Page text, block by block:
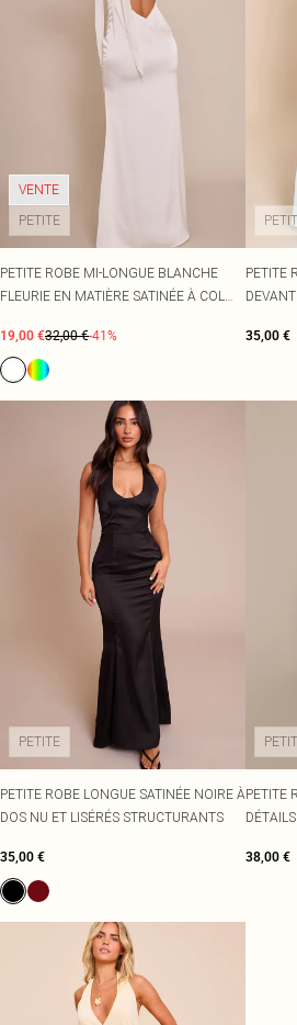
VENTE
PETITE
PETITE ROBE MI-LONGUE BLANCHE
FLEURIE EN MATIÈRE SATINÉE À COL
19,00 €32,00 €-41%
PETITE
DEVANT
35,00 €
PETITE
PETITE ROBE LONGUE SATINÉE NOIRE À
DOS NU ET LISÉRÉS STRUCTURANTS
35,00 €
PETITE
38,00 €